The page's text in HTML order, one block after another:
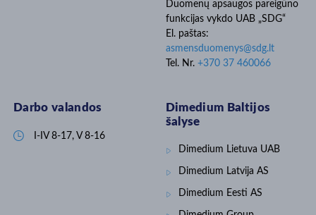
arba oficialiame
#Draminski
#ankstyvadiagnostika
Duomenų apsaugos pareigūno
funkcijas vykdo UAB „SDG“
El. paštas:
asmensduomenys@sdg.lt
Tel. Nr. +370 37 460066
Darbo valandos
 I-IV 8-17, V 8-16
Dimedium Baltijos
šalyse
Dimedium Lietuva UAB
Dimedium Latvija AS
Dimedium Eesti AS